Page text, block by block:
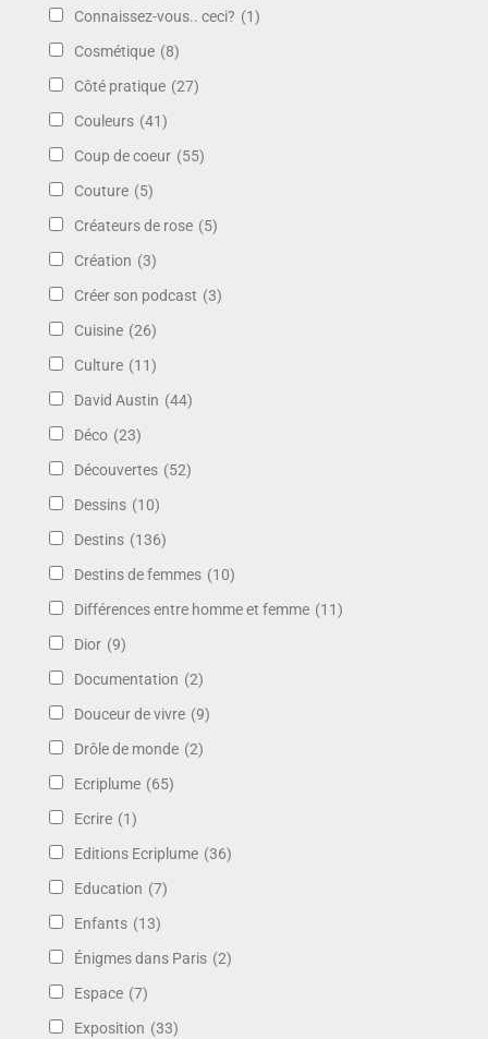
Connaissez-vous.. ceci? (1)
Cosmétique (8)
Côté pratique (27)
Couleurs (41)
Coup de coeur (55)
Couture (5)
Créateurs de rose (5)
Création (3)
Créer son podcast (3)
Cuisine (26)
Culture (11)
David Austin (44)
Déco (23)
Découvertes (52)
Dessins (10)
Destins (136)
Destins de femmes (10)
Différences entre homme et femme (11)
Dior (9)
Documentation (2)
Douceur de vivre (9)
Drôle de monde (2)
Ecriplume (65)
Ecrire (1)
Editions Ecriplume (36)
Education (7)
Enfants (13)
Énigmes dans Paris (2)
Espace (7)
Exposition (33)